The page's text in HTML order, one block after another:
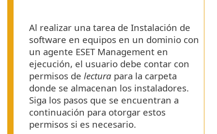
Al realizar una tarea de Instalación de
software en equipos en un dominio con
un agente ESET Management en
ejecución, el usuario debe contar con
permisos de lectura para la carpeta
donde se almacenan los instaladores.
Siga los pasos que se encuentran a
continuación para otorgar estos
permisos si es necesario.